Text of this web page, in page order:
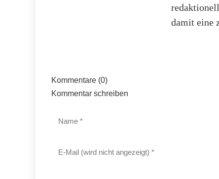
damit eine
Kommentare (0)
Kommentar schreiben